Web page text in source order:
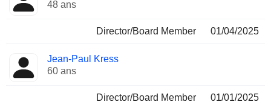
48 ans
Director/Board Member 01/04/2025
Jean-Paul Kress
60 ans
Director/Board Member
01/01/2025